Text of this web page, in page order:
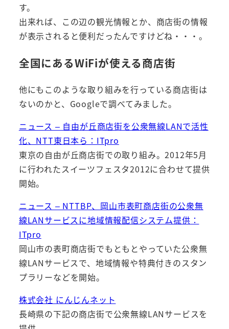
す。
出来れば、この辺の観光情報とか、商店街の情報
が表示されると便利だったんですけどね・・・。
全国にあるWiFiが使える商店街
他にもこのような取り組みを行っている商店街は
ないのかと、Googleで調べてみました。
ニュース – 自由が丘商店街を公衆無線LANで活性
化、NTT東日本ら：ITpro
東京の自由が丘商店街での取り組み。2012年5月
に行われたスイーツフェスタ2012に合わせて提供
開始。
ニュース – NTTBP、岡山市表町商店街の公衆無
線LANサービスに地域情報配信システム提供：
ITpro
岡山市の表町商店街でもともとやっていた公衆無
線LANサービスで、地域情報や特典付きのスタン
プラリーなどを開始。
株式会社 にんじんネット
長崎県の下記の商店街で公衆無線LANサービスを